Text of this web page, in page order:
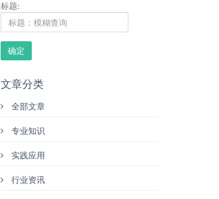
标题:
确定
文章分类
全部文章
专业知识
实践应用
行业资讯